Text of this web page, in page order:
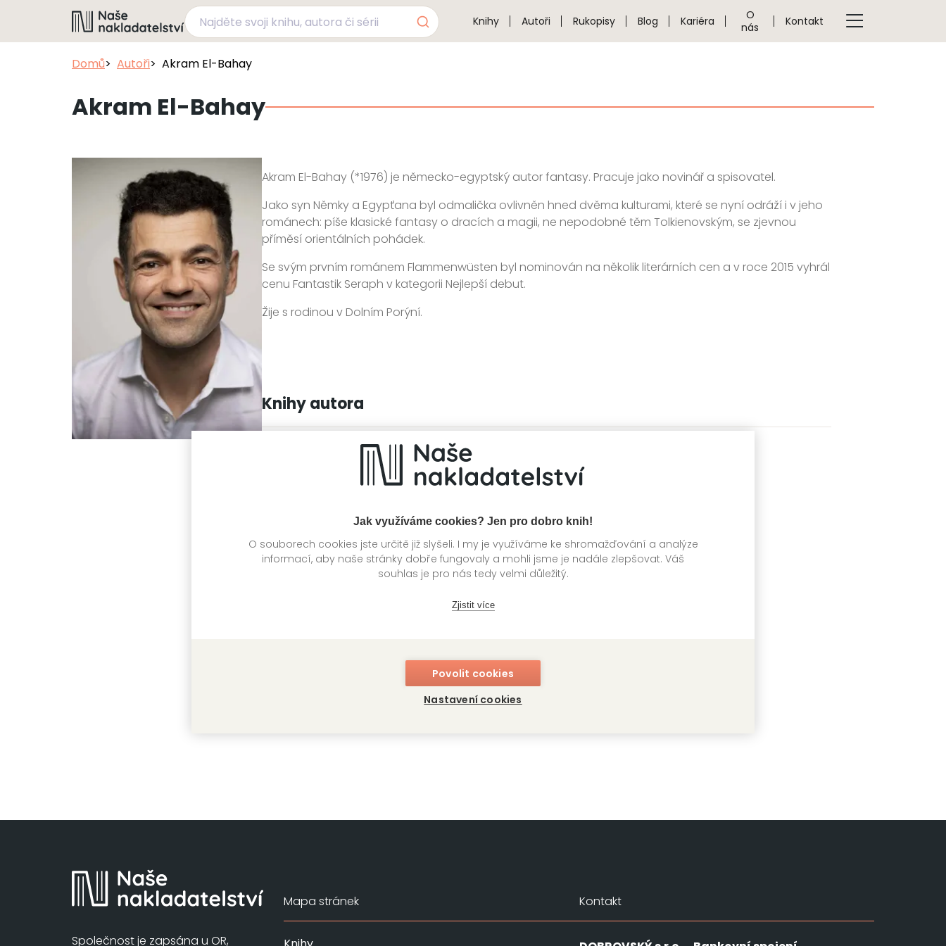
Jak využíváme cookies? Jen pro dobro knih!
O souborech cookies jste určitě již slyšeli. I my je využíváme ke shromažďování a analýze
informací, aby naše stránky dobře fungovaly a mohli jsme je nadále zlepšovat. Váš
souhlas je pro nás tedy velmi důležitý.
Zjistit více
Povolit cookies
Nastavení cookies
Knihy Autoři Rukopisy Blog Kariéra
O
nás
Kontakt
Domů Autoři Akram El-Bahay
Akram El-Bahay
Akram El-Bahay (*1976) je německo-egyptský autor fantasy. Pracuje jako novinář a spisovatel.
Jako syn Němky a Egypťana byl odmalička ovlivněn hned dvěma kulturami, které se nyní odráží i v jeho
románech: píše klasické fantasy o dracích a magii, ne nepodobné těm Tolkienovským, se zjevnou
příměsí orientálních pohádek.
Se svým prvním románem Flammenwüsten byl nominován na několik literárních cen a v roce 2015 vyhrál
cenu Fantastik Seraph v kategorii Nejlepší debut.
Žije s rodinou v Dolním Porýní.
Knihy autora
Společnost je zapsána u OR,
Mapa stránek Kontakt